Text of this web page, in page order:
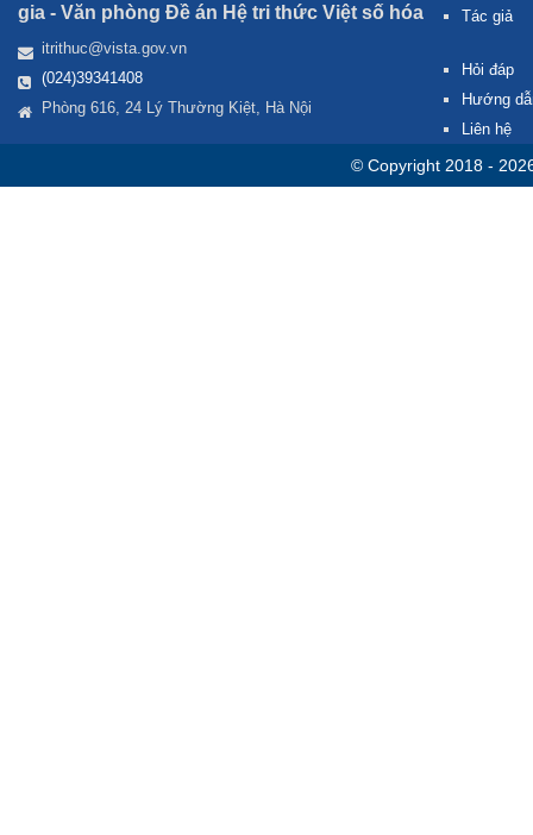
gia - Văn phòng Đề án Hệ tri thức Việt số hóa
itrithuc@vista.gov.vn
(024)39341408
Phòng 616, 24 Lý Thường Kiệt, Hà Nội
Tác giả
Hỏi đáp
Hướng
Liên hệ
© Copyright 2018 -